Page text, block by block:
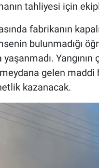
tahliyesi için
fabrikanın
bulunmadığı
gelen maddi
kazanacak.